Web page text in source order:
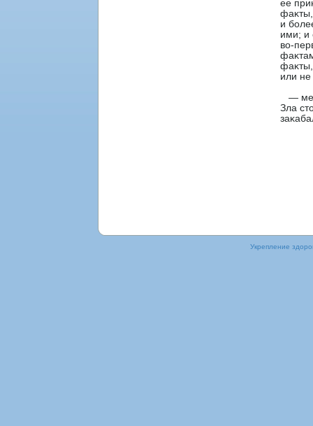
ее
фаκты,
и
ими; и
во-
или не
—
Зла
Укрепление